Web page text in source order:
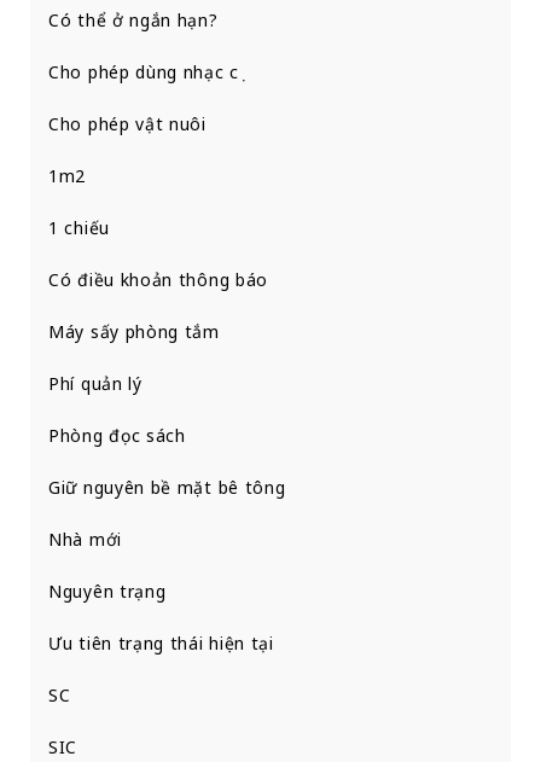
Có thể ở ngắn hạn?
Cho phép dùng nhạc cụ
Cho phép vật nuôi
1m2
1 chiếu
Có điều khoản thông báo
Máy sấy phòng tắm
Phí quản lý
Phòng đọc sách
Giữ nguyên bề mặt bê tông
Nhà mới
Nguyên trạng
Ưu tiên trạng thái hiện tại
SC
SIC